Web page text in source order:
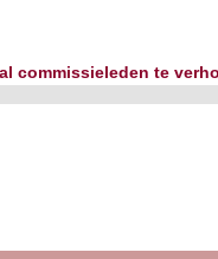
commissieleden te